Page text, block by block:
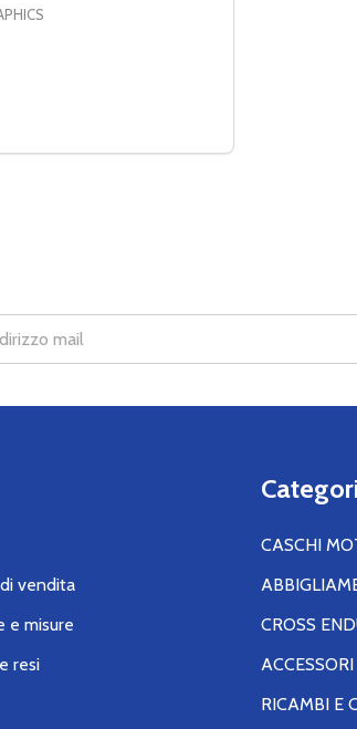
vendita
e misure
resi
CASCHI
CROSS
ACCESSORI
RICAMBI E